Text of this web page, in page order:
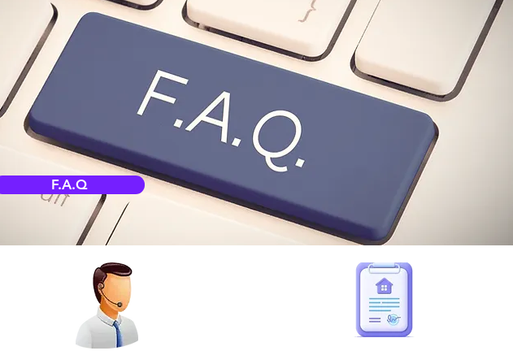
F.A.Q